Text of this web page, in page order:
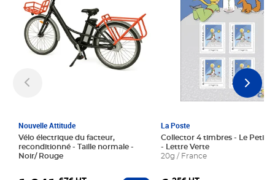
Nouvelle Attitude
Vélo électrique du facteur,
reconditionné - Taille normale -
Noir/ Rouge
La Poste
Collector 4 timbres - Le Petit
- Lettre Verte
20g / France